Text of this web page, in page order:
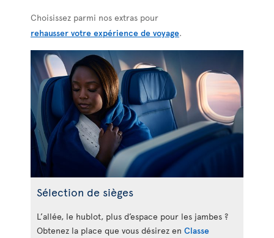
Choisissez parmi nos extras pour
rehausser votre expérience de voyage.
Sélection de sièges
L’allée, le hublot, plus d’espace pour les jambes ?
Obtenez la place que vous désirez en Classe